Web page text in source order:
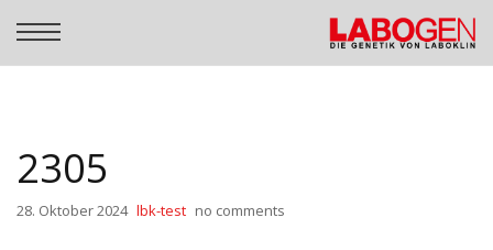
2305
28. Oktober 2024 lbk-test no comments